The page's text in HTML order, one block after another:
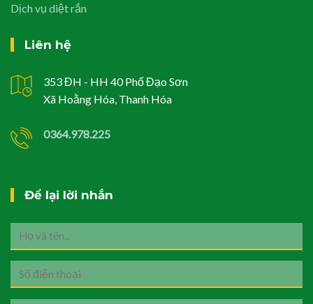
Dịch vụ diệt rắn
Liên hệ
353 ĐH - HH 40 Phố Đạo Sơn
Xã Hoằng Hóa, Thanh Hóa
0364.978.225
Để lại lời nhắn